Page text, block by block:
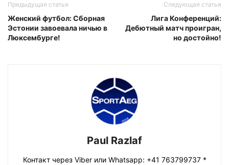
Предыдущая статья
Женский футбол: Сборная
Эстонии завоевала ничью в
Люксембурге!
Следующая статья
Лига Конференций:
Дебютный матч проигран,
но достойно!
Paul Razlaf
Контакт через Viber или Whatsapp: +41 763799737 *